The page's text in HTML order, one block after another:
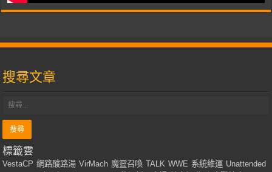
搜尋文章
標籤雲
VestaCP 網路酸路湯 VirMach 魔靈召喚 TALK WWE 系統維運 Unattended